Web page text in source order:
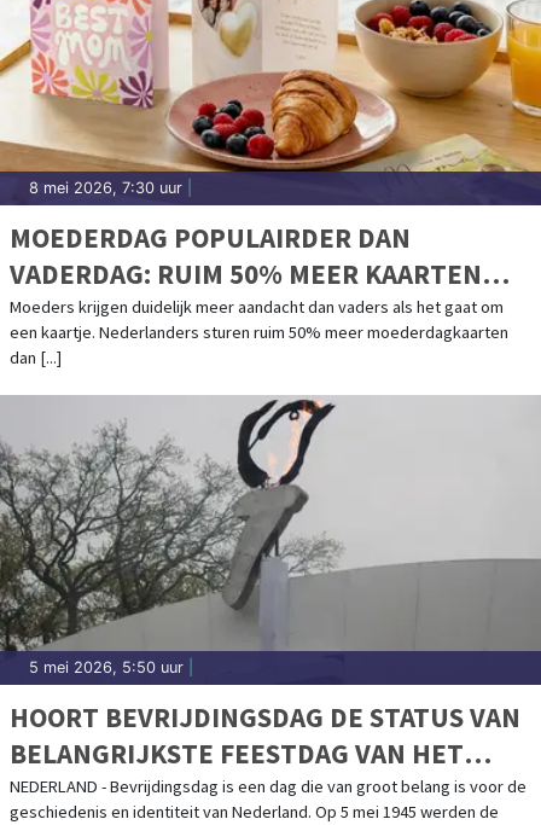
8 mei 2026, 7:30 uur
MOEDERDAG POPULAIRDER DAN
VADERDAG: RUIM 50% MEER KAARTEN
VERSTUURD
Moeders krijgen duidelijk meer aandacht dan vaders als het gaat om
een kaartje. Nederlanders sturen ruim 50% meer moederdagkaarten
dan [...]
5 mei 2026, 5:50 uur
HOORT BEVRIJDINGSDAG DE STATUS VAN
BELANGRIJKSTE FEESTDAG VAN HET
JAAR TE KRIJGEN?
NEDERLAND - Bevrijdingsdag is een dag die van groot belang is voor de
geschiedenis en identiteit van Nederland. Op 5 mei 1945 werden de